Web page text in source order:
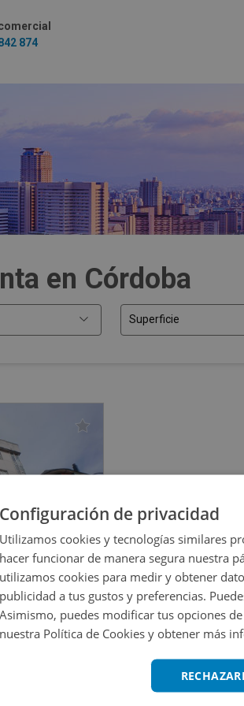
874
en Córdoba
Superficie
- Lugo
Configuración de privacidad
Utilizamos cookies y tecnologías similares
hacer funcionar de manera segura nuestra
utilizamos cookies para medir y obtener
publicidad a tus gustos y preferencias.
Asimismo, puedes modificar tus opciones
nuestra Política de Cookies y obtener más